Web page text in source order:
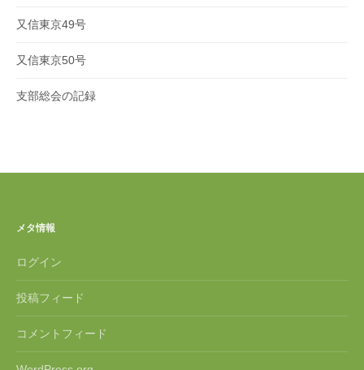
又信東京49号
又信東京50号
支部総会の記録
メタ情報
ログイン
投稿フィード
コメントフィード